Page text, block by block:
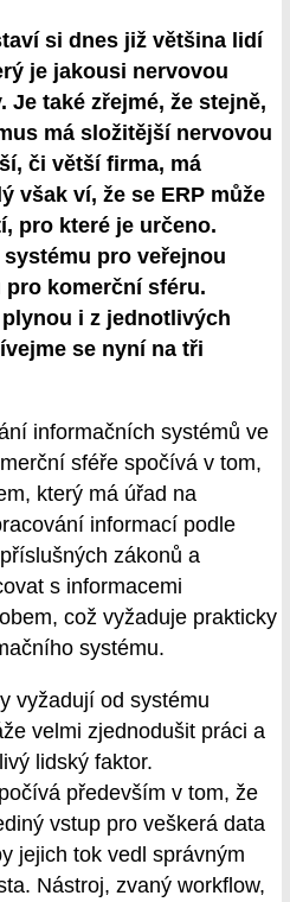
si dnes již většina lidí
je jakousi nervovou
Je také zřejmé, že stejně,
má složitější nervovou
či větší firma, má
však ví, že se ERP může
pro které je určeno.
pro veřejnou
komerční sféru.
i z jednotlivých
se nyní na tři
informačních systémů ve
sféře spočívá v tom,
který má úřad na
informací podle
zákonů a
s informacemi
což vyžaduje prakticky
systému.
vyžadují od systému
velmi zjednodušit práci a
lidský faktor.
především v tom, že
vstup pro veškerá data
jejich tok vedl správným
Nástroj, zvaný workflow,